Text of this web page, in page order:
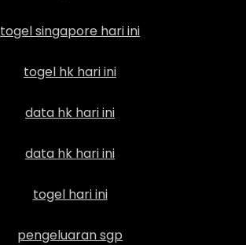
togel singapore hari ini
togel hk hari ini
data hk hari ini
data hk hari ini
togel hari ini
pengeluaran sgp